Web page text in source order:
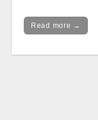
Read more →